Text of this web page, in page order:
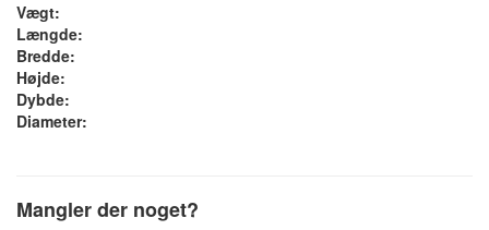
Vægt:
Længde:
Bredde:
Højde:
Dybde:
Diameter:
Mangler der noget?